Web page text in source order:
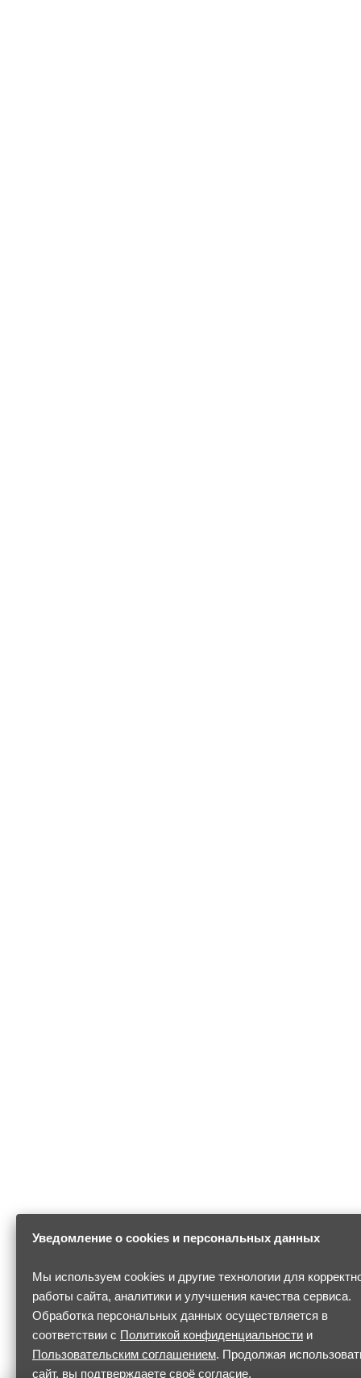
Уведомление о cookies и персональных данных
Мы используем cookies и другие технологии для
работы сайта, аналитики и улучшения качества сервиса.
Обработка персональных данных осуществляется в
соответствии с Политикой конфиденциальности и
Пользовательским соглашением. Продолжая
сайт, вы подтверждаете своё согласие.